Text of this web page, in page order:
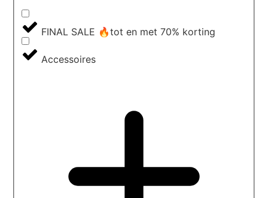
FINAL SALE 🔥tot en met 70% korting
Accessoires